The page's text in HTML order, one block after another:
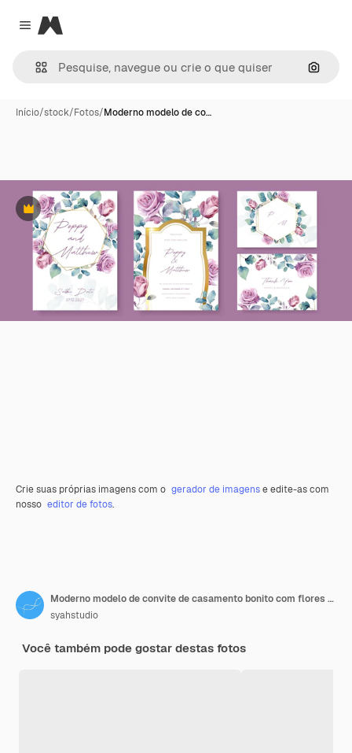
Close menu
Magnific
Início/stock/Fotos/Moderno modelo de co…
Premium
Crie suas próprias imagens com o gerador de imagense edite-as com
nosso editor de fotos.
Moderno modelo de convite de casamento bonito com flores e folhas
syahstudio
Você também pode gostar destas fotos